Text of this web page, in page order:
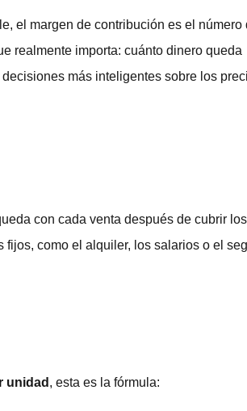
el margen de contribución es el número
realmente importa: cuánto dinero queda
más inteligentes sobre los
con cada venta después de cubrir los
como el alquiler, los salarios o el
unidad , esta es la fórmula: